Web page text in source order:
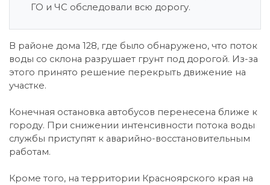
ГО и ЧС обследовали всю дорогу.
В районе дома 128, где было обнаружено, что поток
воды со склона разрушает грунт под дорогой. Из-за
этого принято решение перекрыть движение на
участке.
Конечная остановка автобусов перенесена ближе к
городу. При снижении интенсивности потока воды
службы приступят к аварийно-восстановительным
работам.
Кроме того, на территории Красноярского края на